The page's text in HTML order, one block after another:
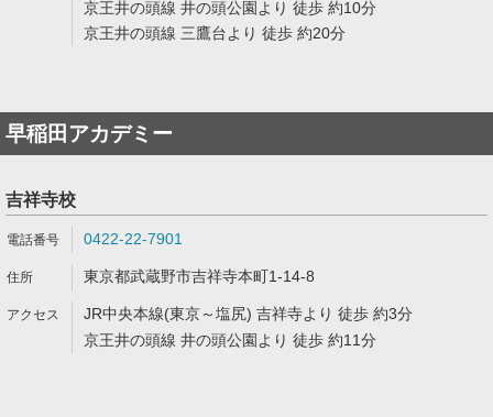
京王井の頭線 井の頭公園より 徒歩 約10分
京王井の頭線 三鷹台より 徒歩 約20分
早稲田アカデミー
吉祥寺校
0422-22-7901
東京都武蔵野市吉祥寺本町1-14-8
JR中央本線(東京～塩尻) 吉祥寺より 徒歩 約3分
京王井の頭線 井の頭公園より 徒歩 約11分